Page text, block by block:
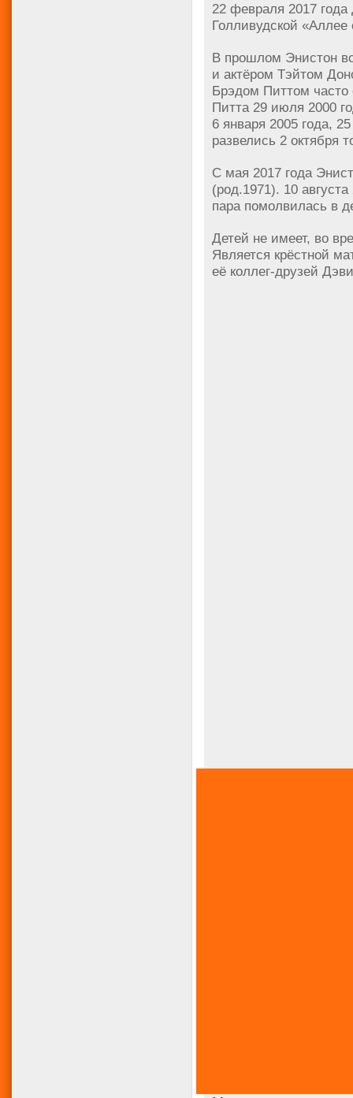
22 февраля 2017
Голливудской
В прошлом Энистон
и актёром Тэйтом
Брэдом Питтом
Питта 29 июля 2000
6 января 2005 года,
развелись 2 октября
С мая 2017 года
(род.1971). 10
пара помолвилась в
Детей не имеет, во
Является крёстной
её коллег-друзей